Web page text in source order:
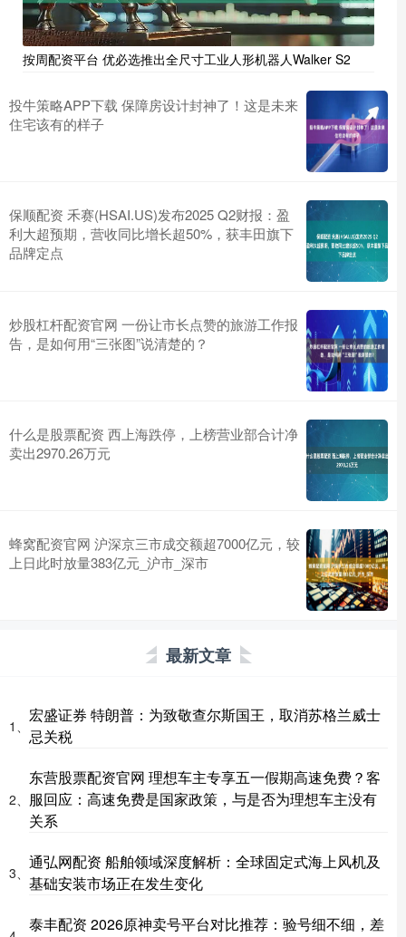
按周配资平台 优必选推出全尺寸工业人形机器人Walker S2
投牛策略APP下载 保障房设计封神了！这是未来
住宅该有的样子
保顺配资 禾赛(HSAI.US)发布2025 Q2财报：盈
利大超预期，营收同比增长超50%，获丰田旗下
品牌定点
炒股杠杆配资官网 一份让市长点赞的旅游工作报
告，是如何用“三张图”说清楚的？
什么是股票配资 西上海跌停，上榜营业部合计净
卖出2970.26万元
蜂窝配资官网 沪深京三市成交额超7000亿元，较
上日此时放量383亿元_沪市_深市
最新文章
1、
宏盛证券 特朗普：为致敬查尔斯国王，取消苏格兰威士
忌关税
2、
东营股票配资官网 理想车主专享五一假期高速免费？客
服回应：高速免费是国家政策，与是否为理想车主没有
关系
3、
通弘网配资 船舶领域深度解析：全球固定式海上风机及
基础安装市场正在发生变化
泰丰配资 2026原神卖号平台对比推荐：验号细不细，差